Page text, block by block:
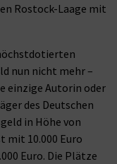
Rostock-Laage mit
nun nicht mehr –
einzige Autorin oder
des Deutschen
in Höhe von
mit 10.000 Euro
Euro. Die Plätze